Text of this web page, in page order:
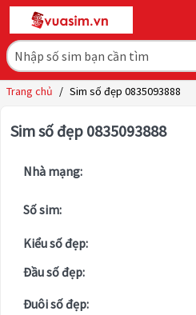
Trang chủ / Sim số đẹp 0835093888
Sim số đẹp 0835093888
Nhà mạng:
Số sim:
Kiểu số đẹp:
Đầu số đẹp:
Đuôi số đẹp: